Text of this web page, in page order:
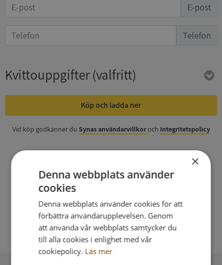
E-post
Telefon
Kvittouppgifter(valfritt)
Köp och ladda ner
Vid köp godkänner du Synas användarvillkoroch Integritetspolicy
×
Denna webbplats använder
cookies
Denna webbplats använder cookies för att
förbättra användarupplevelsen. Genom
att använda vår webbplats samtycker du
till alla cookies i enlighet med vår
cookiepolicy. Läs mer